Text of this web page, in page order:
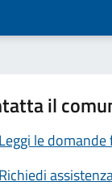
il
Leggi le
Richiedi